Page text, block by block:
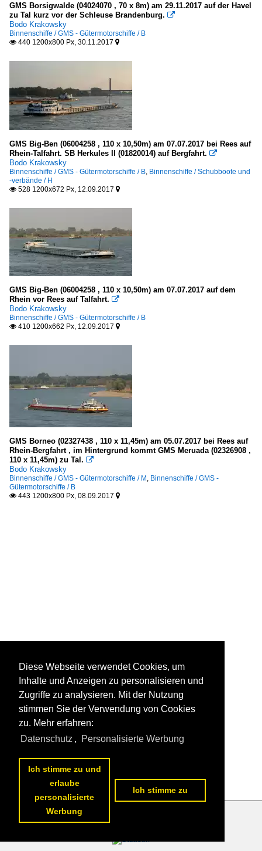
GMS Borsigwalde (04024070 , 70 x 8m) am 29.11.2017 auf der Havel
zu Tal kurz vor der Schleuse Brandenburg. 
Bodo Krakowsky
Binnenschiffe / GMS - Gütermotorschiffe / B
 440 1200x800 Px, 30.11.2017 
GMS Big-Ben (06004258 , 110 x 10,50m) am 07.07.2017 bei Rees auf
Rhein-Talfahrt. SB Herkules II (01820014) auf Bergfahrt. 
Bodo Krakowsky
Binnenschiffe / GMS - Gütermotorschiffe / B, Binnenschiffe / Schubboote und
-verbände / H
 528 1200x672 Px, 12.09.2017 
GMS Big-Ben (06004258 , 110 x 10,50m) am 07.07.2017 auf dem
Rhein vor Rees auf Talfahrt. 
Bodo Krakowsky
Binnenschiffe / GMS - Gütermotorschiffe / B
 410 1200x662 Px, 12.09.2017 
GMS Borneo (02327438 , 110 x 11,45m) am 05.07.2017 bei Rees auf
Rhein-Bergfahrt , im Hintergrund kommt GMS Meruada (02326908 ,
110 x 11,45m) zu Tal. 
Bodo Krakowsky
Binnenschiffe / GMS - Gütermotorschiffe / M, Binnenschiffe / GMS -
Gütermotorschiffe / B
 443 1200x800 Px, 08.09.2017 
Datenschutzerklärung
Diese Webseite verwendet Cookies, um
Inhalte und Anzeigen zu personalisieren und
Zugriffe zu analysieren. Mit der Nutzung
stimmen Sie der Verwendung von Cookies
zu. Mehr erfahren:
Datenschutz , Personalisierte Werbung
Ich stimme zu und
erlaube
personalisierte
Werbung
Ich stimme zu